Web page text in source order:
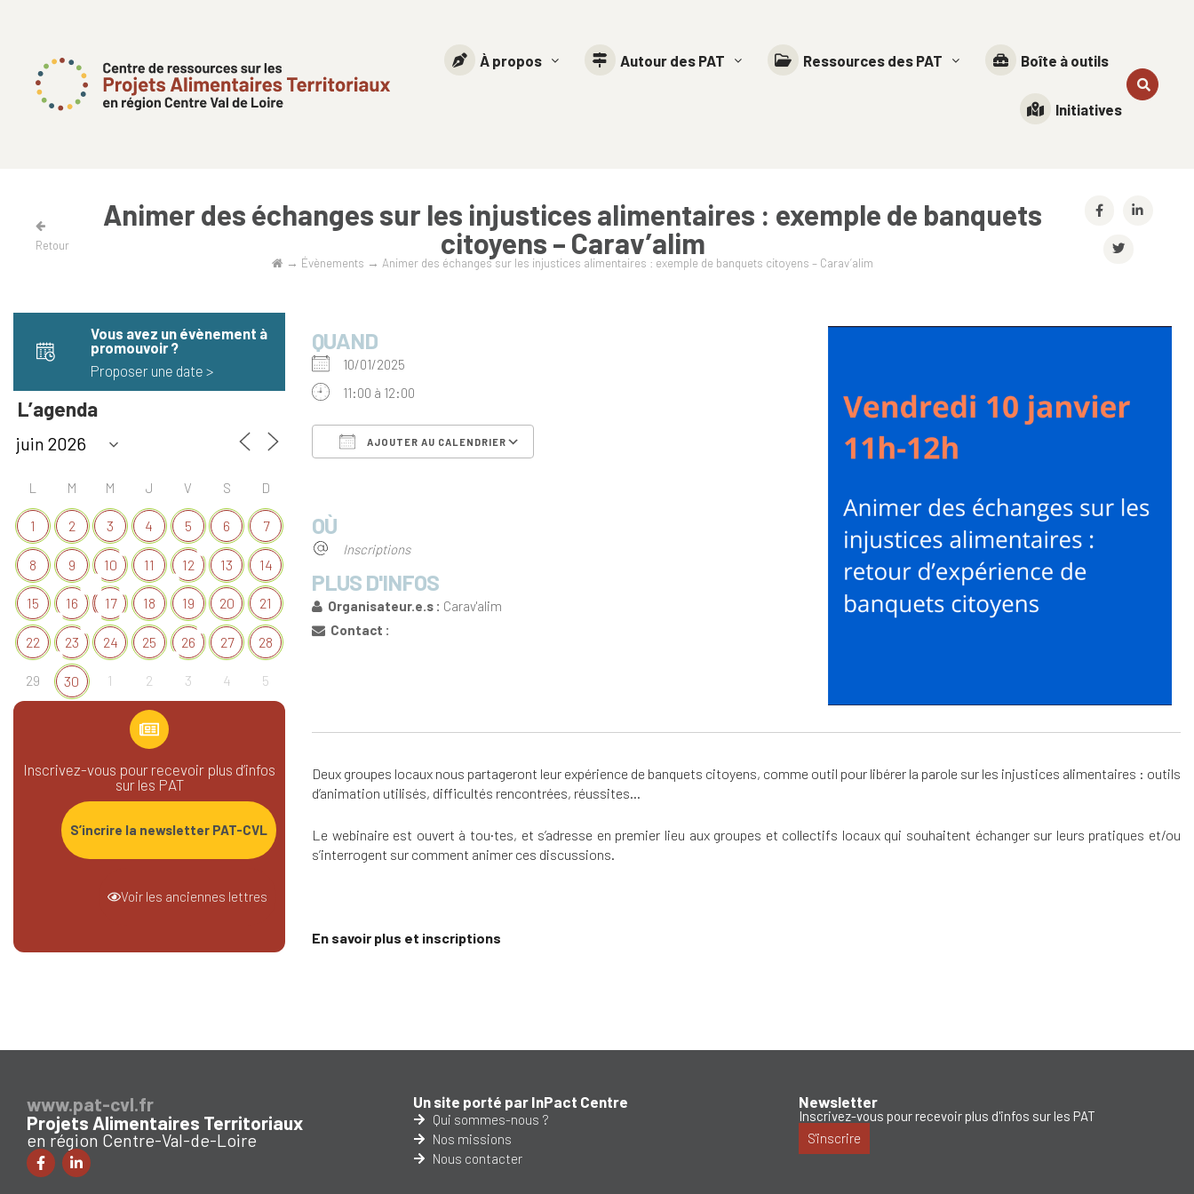
À propos Autour des PAT Ressources des PAT Boîte à outils
Initiatives
Retour
Animer des échanges sur les injustices alimentaires : exemple de banquets
citoyens – Carav’alim
→ Évènements → Animer des échanges sur les injustices alimentaires : exemple de banquets citoyens – Carav’alim
QUAND
10/01/2025
11:00 à 12:00
AJOUTER AU CALENDRIER
OÙ
Inscriptions
PLUS D'INFOS
Organisateur.e.s : Carav'alim
Contact :
Deux groupes locaux nous partageront leur expérience de banquets citoyens, comme outil pour libérer la parole sur les injustices alimentaires : outils
d’animation utilisés, difficultés rencontrées, réussites…
Le webinaire est ouvert à tou·tes, et s’adresse en premier lieu aux groupes et collectifs locaux qui souhaitent échanger sur leurs pratiques et/ou
s’interrogent sur comment animer ces discussions.
En savoir plus et inscriptions
Vous avez un évènement à
promouvoir​ ?
Proposer une date >
L’agenda
L M M J V S D
1 2 3 4 5 6 7
8 9 10 11 12 13 14
15 16 17 18 19 20 21
22 23 24 25 26 27 28
29 30 1 2 3 4 5
Inscrivez-vous pour recevoir plus d’infos
sur les PAT
S’incrire la newsletter PAT-CVL
Voir les anciennes lettres
www.pat-cvl.fr
Projets Alimentaires Territoriaux
en région Centre-Val-de-Loire
Un site porté par InPact Centre
Qui sommes-nous ?
Nos missions
Nous contacter
Newsletter
Inscrivez-vous pour recevoir plus d'infos sur les PAT
S'inscrire